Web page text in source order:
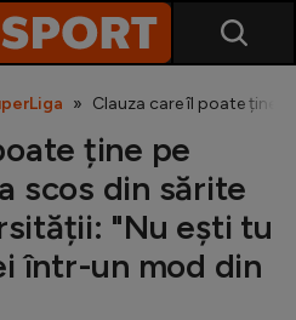
Clauza care îl poate ține
ține pe
scos din sărite
"Nu ești tu
într-un mod din